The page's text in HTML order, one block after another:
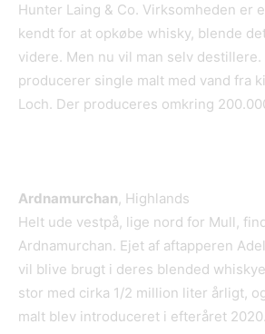
Hunter Laing & Co. Virksomheden er
kendt for at opkøbe whisky, blende
videre. Men nu vil man selv
producerer single malt med vand fra
Loch. Der produceres omkring
Ardnamurchan, Highlands
Helt ude vestpå, lige nord for Mull,
Ardnamurchan. Ejet af aftapperen
vil blive brugt i deres blended
stor med cirka 1/2 million liter årligt,
malt blev introduceret i efteråret 2020.